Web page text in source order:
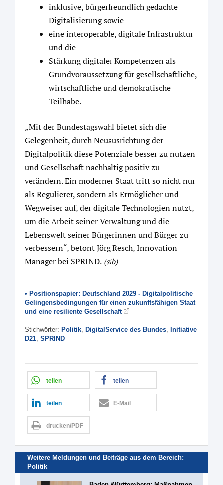
inklusive, bürgerfreundlich gedachte
Digitalisierung sowie
eine interoperable, digitale Infrastruktur
und die
Stärkung digitaler Kompetenzen als
Grundvoraussetzung für gesellschaftliche,
wirtschaftliche und demokratische
Teilhabe.
„Mit der Bundestagswahl bietet sich die
Gelegenheit, durch Neuausrichtung der
Digitalpolitik diese Potenziale besser zu nutzen
und Gesellschaft nachhaltig positiv zu
verändern. Ein moderner Staat tritt so nicht nur
als Regulierer, sondern als Ermöglicher und
Wegweiser auf, der digitale Technologien nutzt,
um die Arbeit seiner Verwaltung und die
Lebenswelt seiner Bürgerinnen und Bürger zu
verbessern“, betont Jörg Resch, Innovation
Manager bei SPRIND. (sib)
• Positionspapier: Deutschland 2029 - Digitalpolitische
Gelingensbedingungen für einen zukunftsfähigen Staat
und eine resiliente Gesellschaft
Stichwörter: Politik, DigitalService des Bundes, Initiative
D21, SPRIND
teilen teilen
teilen E-Mail
drucken/PDF
Weitere Meldungen und Beiträge aus dem Bereich:
Politik